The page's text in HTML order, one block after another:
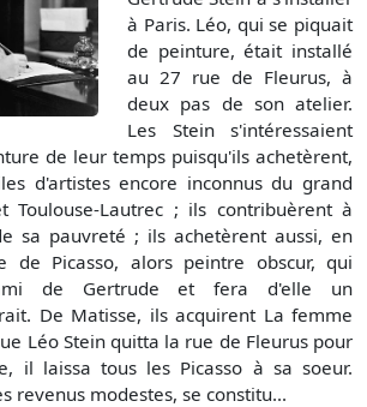
à Paris. Léo, qui se piquait
de peinture, était installé
au 27 rue de Fleurus, à
deux pas de son atelier.
Les Stein s'intéressaient
de leur temps puisqu'ils achetèrent,
d'artistes encore inconnus du grand
Toulouse-Lautrec ; ils contribuèrent à
sa pauvreté ; ils achetèrent aussi, en
de Picasso, alors peintre obscur, qui
de Gertrude et fera d'elle un
De Matisse, ils acquirent La femme
Léo Stein quitta la rue de Fleurus pour
il laissa tous les Picasso à sa soeur.
revenus modestes, se constitu...